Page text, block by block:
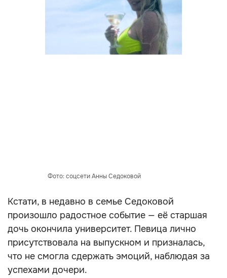
Фото: соцсети Анны Седоковой
Кстати, в недавно в семье Седоковой
произошло радостное событие — её старшая
дочь окончила университет. Певица лично
присутствовала на выпускном и призналась,
что не смогла сдержать эмоций, наблюдая за
успехами дочери.